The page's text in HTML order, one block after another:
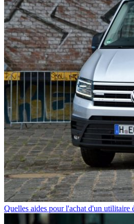
Quelles aides pour l'achat d'un utilitaire